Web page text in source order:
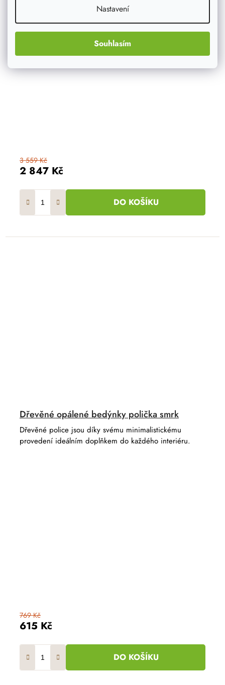
Nastavení
Souhlasím
2 847 Kč
3 559 Kč
DO KOŠÍKU
Dřevěné opálené bedýnky polička smrk
615 Kč
769 Kč
DO KOŠÍKU
Dřevěné police jsou díky svému minimalistickému
provedení ideálním doplňkem do každého interiéru.